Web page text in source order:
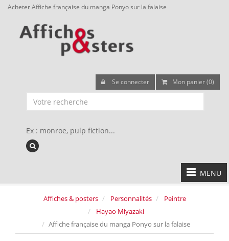
Acheter Affiche française du manga Ponyo sur la falaise
Se connecter Mon panier (0)
Ex : monroe, pulp fiction...
MENU
Affiches & posters Personnalités
Peintre
Hayao Miyazaki
Affiche française du manga Ponyo sur la falaise